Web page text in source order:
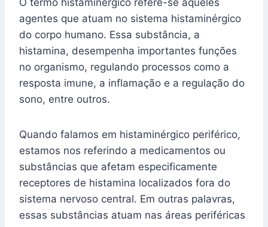
agentes que atuam no sistema histaminérgico
do corpo humano. Essa substância, a
histamina, desempenha importantes funções
no organismo, regulando processos como a
resposta imune, a inflamação e a regulação do
sono, entre outros.
Quando falamos em histaminérgico periférico,
estamos nos referindo a medicamentos ou
substâncias que afetam especificamente
receptores de histamina localizados fora do
sistema nervoso central. Em outras palavras,
essas substâncias atuam nas áreas periféricas